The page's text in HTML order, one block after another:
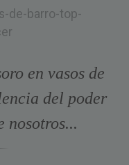
en vasos de
del poder
nosotros...